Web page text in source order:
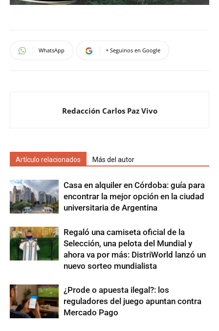
WhatsApp + Seguinos en Google
Redacción Carlos Paz Vivo
Artículo relacionados Más del autor
Casa en alquiler en Córdoba: guía para
encontrar la mejor opción en la ciudad
universitaria de Argentina
Regaló una camiseta oficial de la
Selección, una pelota del Mundial y
ahora va por más: DistriWorld lanzó un
nuevo sorteo mundialista
¿Prode o apuesta ilegal?: los
reguladores del juego apuntan contra
Mercado Pago